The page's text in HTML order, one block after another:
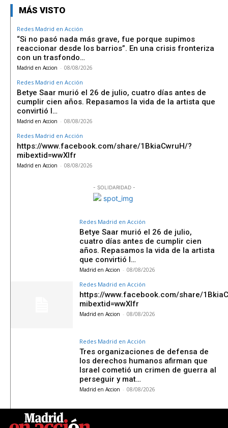
MÁS VISTO
Redes Madrid en Acción
“Si no pasó nada más grave, fue porque supimos
reaccionar desde los barrios”. En una crisis fronteriza
con un trasfondo…
Madrid en Accion - 08/08/2026
Redes Madrid en Acción
Betye Saar murió el 26 de julio, cuatro días antes de
cumplir cien años. Repasamos la vida de la artista que
convirtió l…
Madrid en Accion - 08/08/2026
Redes Madrid en Acción
https://www.facebook.com/share/1BkiaCwruH/?
mibextid=wwXIfr
Madrid en Accion - 08/08/2026
- SOLIDARIDAD -
Redes Madrid en Acción
Betye Saar murió el 26 de julio,
cuatro días antes de cumplir cien
años. Repasamos la vida de la artista
que convirtió l…
Madrid en Accion - 08/08/2026
Redes Madrid en Acción
https://www.facebook.com/share/
mibextid=wwXIfr
Madrid en Accion - 08/08/2026
Redes Madrid en Acción
Tres organizaciones de defensa de
los derechos humanos afirman que
Israel cometió un crimen de guerra al
perseguir y mat…
Madrid en Accion - 08/08/2026